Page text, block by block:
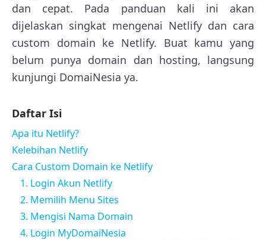
dan cepat. Pada panduan kali ini akan
dijelaskan singkat mengenai Netlify dan cara
custom domain ke Netlify. Buat kamu yang
belum punya domain dan hosting, langsung
kunjungi DomaiNesia ya.
Daftar Isi
Apa itu Netlify?
Kelebihan Netlify
Cara Custom Domain ke Netlify
1. Login Akun Netlify
2. Memilih Menu Sites
3. Mengisi Nama Domain
4. Login MyDomaiNesia